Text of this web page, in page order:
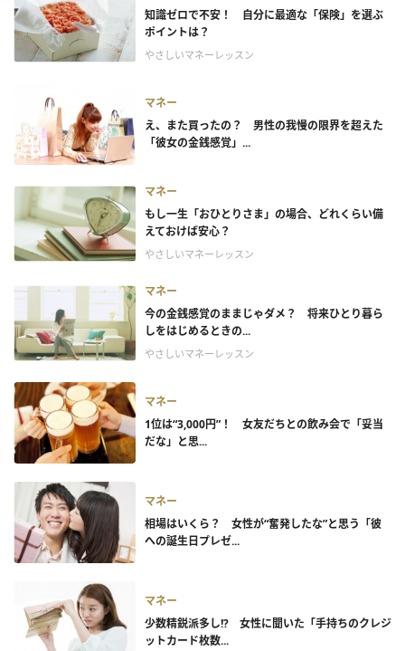
知識ゼロで不安！ 自分に最適な「保険」を選ぶ
ポイントは？
やさしいマネーレッスン
マネー
え、また買ったの？ 男性の我慢の限界を超えた
「彼女の金銭感覚」...
マネー
もし一生「おひとりさま」の場合、どれくらい備
えておけば安心？
やさしいマネーレッスン
マネー
今の金銭感覚のままじゃダメ？ 将来ひとり暮ら
しをはじめるときの...
やさしいマネーレッスン
マネー
1位は“3,000円”！ 女友だちとの飲み会で「妥当
だな」と思...
マネー
相場はいくら？ 女性が“奮発したな”と思う「彼
への誕生日プレゼ...
マネー
少数精鋭派多し!? 女性に聞いた「手持ちのクレジ
ットカード枚数...